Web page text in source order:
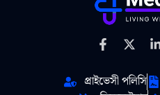
প্রাইভেসী পলিসি